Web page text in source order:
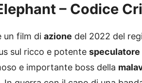
– Codice
un film di azione del 2022 del
sul ricco e potente speculatore
e importante boss della